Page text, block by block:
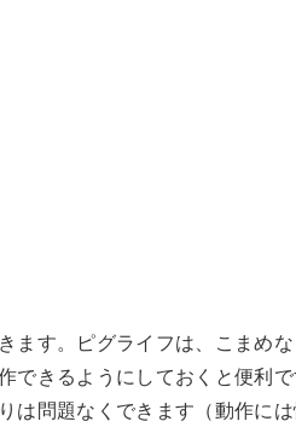
ます。ピグライフは、こまめ
できるようにしておくと便利
問題なくできます（動作に